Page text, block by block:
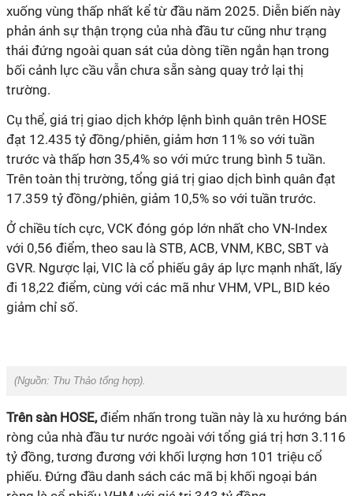
xuống vùng thấp nhất kể từ đầu năm 2025. Diễn biến này
phản ánh sự thận trọng của nhà đầu tư cũng như trạng
thái đứng ngoài quan sát của dòng tiền ngắn hạn trong
bối cảnh lực cầu vẫn chưa sẵn sàng quay trở lại thị
trường.
Cụ thể, giá trị giao dịch khớp lệnh bình quân trên HOSE
đạt 12.435 tỷ đồng/phiên, giảm hơn 11% so với tuần
trước và thấp hơn 35,4% so với mức trung bình 5 tuần.
Trên toàn thị trường, tổng giá trị giao dịch bình quân đạt
17.359 tỷ đồng/phiên, giảm 10,5% so với tuần trước.
Ở chiều tích cực, VCK đóng góp lớn nhất cho VN-Index
với 0,56 điểm, theo sau là STB, ACB, VNM, KBC, SBT và
GVR. Ngược lại, VIC là cổ phiếu gây áp lực mạnh nhất, lấy
đi 18,22 điểm, cùng với các mã như VHM, VPL, BID kéo
giảm chỉ số.
(Nguồn: Thu Thảo tổng hợp).
Trên sàn HOSE,điểm nhấn trong tuần này là xu hướng bán
ròng của nhà đầu tư nước ngoài với tổng giá trị hơn 3.116
tỷ đồng, tương đương với khối lượng hơn 101 triệu cổ
phiếu. Đứng đầu danh sách các mã bị khối ngoại bán